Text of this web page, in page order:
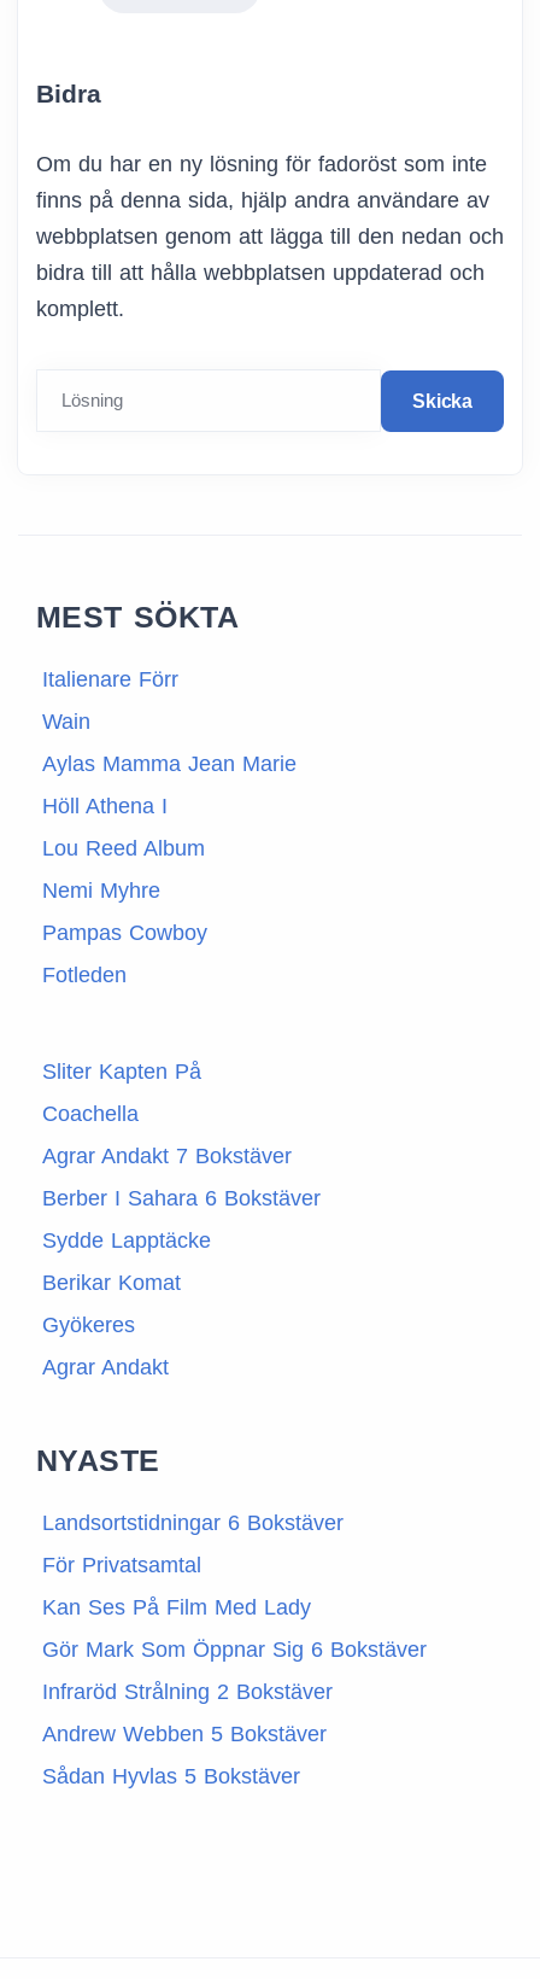
Bidra
Om du har en ny lösning för fadoröst som inte
finns på denna sida, hjälp andra användare av
webbplatsen genom att lägga till den nedan och
bidra till att hålla webbplatsen uppdaterad och
komplett.
Lösning Skicka
MEST SÖKTA
Italienare Förr
Wain
Aylas Mamma Jean Marie
Höll Athena I
Lou Reed Album
Nemi Myhre
Pampas Cowboy
Fotleden
Sliter Kapten På
Coachella
Agrar Andakt 7 Bokstäver
Berber I Sahara 6 Bokstäver
Sydde Lapptäcke
Berikar Komat
Gyökeres
Agrar Andakt
NYASTE
Landsortstidningar 6 Bokstäver
För Privatsamtal
Kan Ses På Film Med Lady
Gör Mark Som Öppnar Sig 6 Bokstäver
Infraröd Strålning 2 Bokstäver
Andrew Webben 5 Bokstäver
Sådan Hyvlas 5 Bokstäver